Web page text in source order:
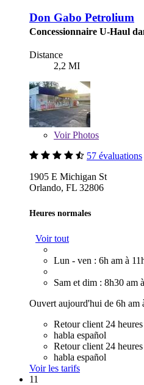
Don Gabo Petrolium
Concessionnaire U-Haul
Distance
2,2 MI
VoirPhotos
57 évaluations
1905 E Michigan St
Orlando, FL 32806
Heures normales
Voir tout
Lun - ven : 6h am à
Sam et dim : 8h30 am
Ouvert aujourd'hui de 6h am
Retour client 24 heures
habla español
Retour client 24 heures
habla español
Voir les tarifs
11